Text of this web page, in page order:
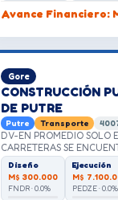
Avance Financiero:
Gore
CONSTRUCCIÓN
DE PUTRE
Putre Transporte
DV-EN PROMEDIO SOLO
CARRETERAS SE
COMUNAS RURALES DE
QUE PRESENTA LA
Diseño
M$ 300.000
FNDR · 0.0%
Ejecución
M$
PEDZE · 0.0%